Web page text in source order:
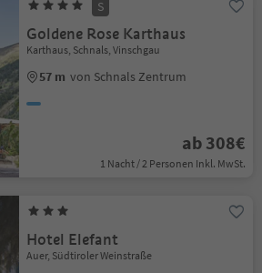
S
Goldene Rose Karthaus
Karthaus, Schnals, Vinschgau
57 m von Schnals Zentrum
ab 308€
1 Nacht / 2 Personen Inkl. MwSt.
Hotel Elefant
Auer, Südtiroler Weinstraße